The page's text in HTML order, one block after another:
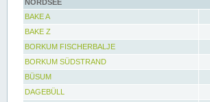
NORDSEE
BAKE A
BAKE Z
BORKUM FISCHERBALJE
BORKUM SÜDSTRAND
BÜSUM
DAGEBÜLL